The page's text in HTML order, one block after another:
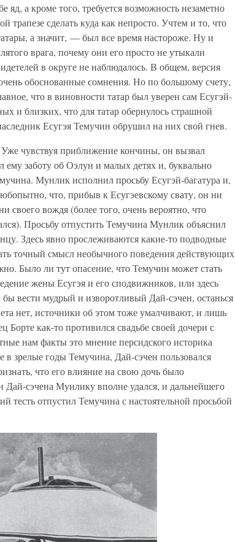
яд, а кроме того, требуется возможность незаметно
трапезе сделать куда как непросто. Учтем и то, что
а значит, — был все время настороже. Ну и
врага, почему они его просто не утыкали
в округе не наблюдалось. В общем, версия
обоснованные сомнения. Но по большому счету,
что в виновности татар был уверен сам Есугэй-
и близких, что для татар обернулось страшной
Есугэя Темучин обрушил на них свой гнев.
Уже чувствуя приближение кончины, он вызвал
заботу об Оэлун и малых детях и, буквально
Мунлик исполнил просьбу Есугэй-багатура и,
что, прибыв к Есугэевскому свату, он ни
своего вождя (более того, очень вероятно, что
Просьбу отпустить Темучина Мунлик объяснил
Здесь явно прослеживаются какие-то подводные
точный смысл необычного поведения действующих
Было ли тут опасение, что Темучин может стать
жены Есугэя и его сподвижников, или здесь
вести мудрый и изворотливый Дай-сэчен, останься
нет, источники об этом тоже умалчивают, и лишь
как-то противился свадьбе своей дочери с
нам факты это мнение персидского историка
зрелые годы Темучина, Дай-сэчен пользовался
что его влияние на свою дочь было
сэчена Мунлику вполне удался, и дальнейшего
тесть отпустил Темучина с настоятельной просьбой